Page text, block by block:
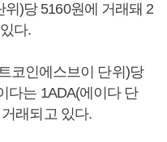
)당 5160원에 거래돼 2
다.
코인에스브이 단위)당
다는 1ADA(에이다 단
래되고 있다.